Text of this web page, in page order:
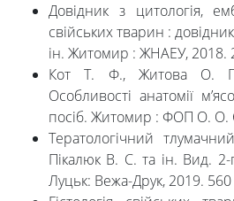
Довідник з цитологія,
свійських тварин :
ін. Житомир : ЖНАЕУ, 2018.
Кот Т. Ф., Житова О.
Особливості анатомії
посіб. Житомир : ФОП О. О.
Тератологічний
Пікалюк В. С. та ін. Вид.
Луцьк: Вежа-Друк, 2019. 560